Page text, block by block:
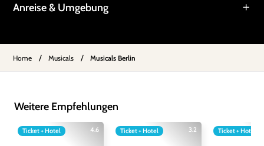
Anreise & Umgebung
Home / Musicals / Musicals Berlin
Weitere Empfehlungen
4.6
Ticket + Hotel 3.2
Ticket + Hotel Ticket + Hotel